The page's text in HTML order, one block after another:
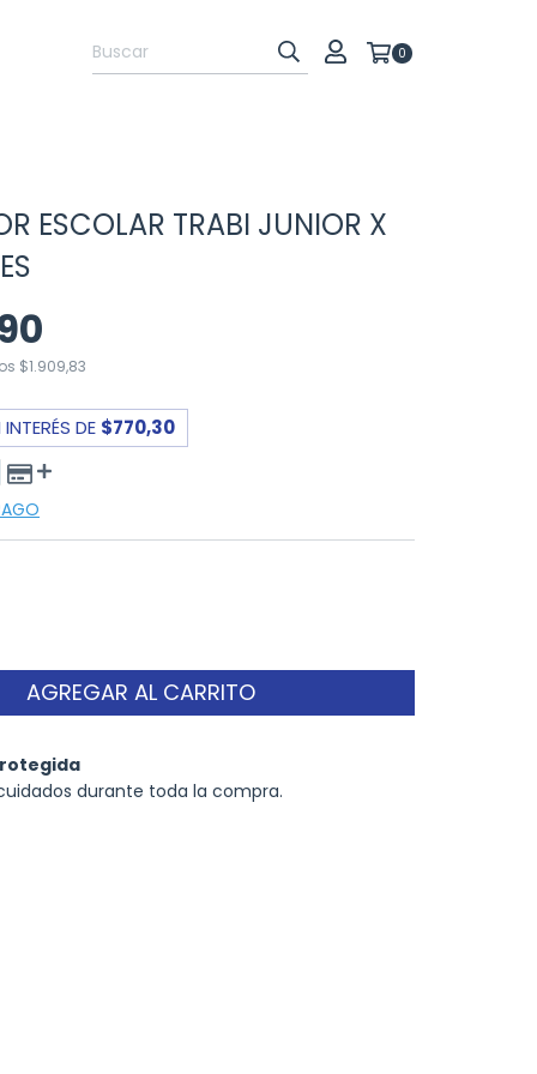
0
ESCOLAR TRABI JUNIOR X
$1.909,83
DE $770,30
durante toda la compra.